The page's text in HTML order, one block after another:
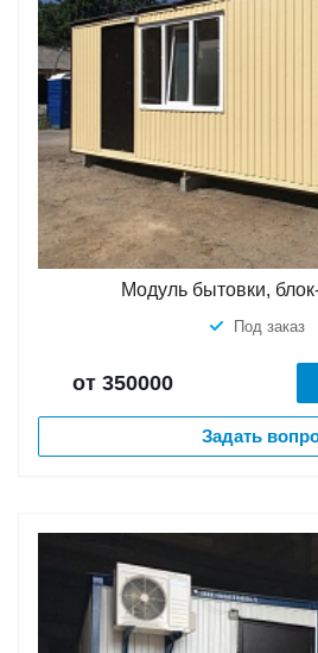
Модуль бытовки,
Под заказ
от 350000
Задать